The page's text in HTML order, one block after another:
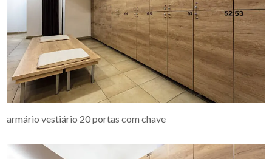
armário vestiário 20 portas com chave